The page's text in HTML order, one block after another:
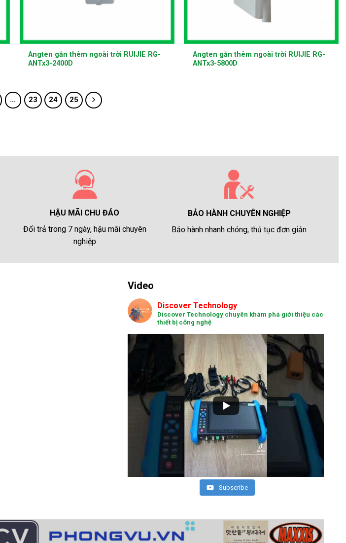
Angten gắn thêm ngoài trời RUIJIE RG-
ANTx3-2400D
Angten gắn thêm ngoài trời RUIJIE RG-
ANTx3-5800D
… 23 24 25
HẬU MÃI CHU ĐÁO
Đổi trả trong 7 ngày, hậu mãi chuyên
nghiệp
BẢO HÀNH CHUYÊN NGHIỆP
Bảo hành nhanh chóng, thủ tục đơn giản
Video
Discover Technology
Discover Technology chuyên khám phá giới thiệu các
thiết bị công nghệ
Subscribe